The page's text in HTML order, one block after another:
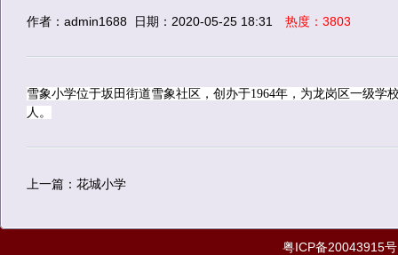
作者：admin1688 日期：2020-05-25 18:31 热度：3803
雪象小学位于坂田街道雪象社区，创办于1964年，为龙岗区一级学
人。
上一篇：花城小学
粤ICP备20043915号